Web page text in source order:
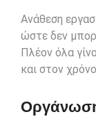
Ανάθεση
ώστε δεν
Πλέον όλα
και στον